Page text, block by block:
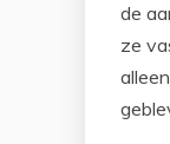
de
ze